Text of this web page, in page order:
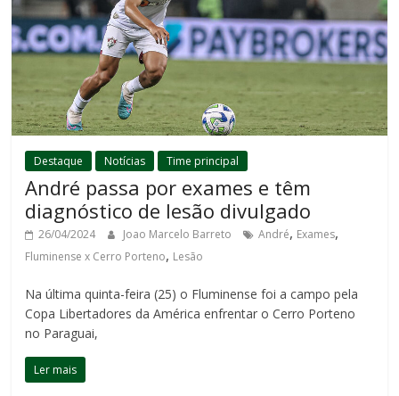
Destaque Notícias Time principal
André passa por exames e têm
diagnóstico de lesão divulgado
26/04/2024 Joao Marcelo Barreto André, Exames,
Fluminense x Cerro Porteno, Lesão
Na última quinta-feira (25) o Fluminense foi a campo pela
Copa Libertadores da América enfrentar o Cerro Porteno
no Paraguai,
Ler mais